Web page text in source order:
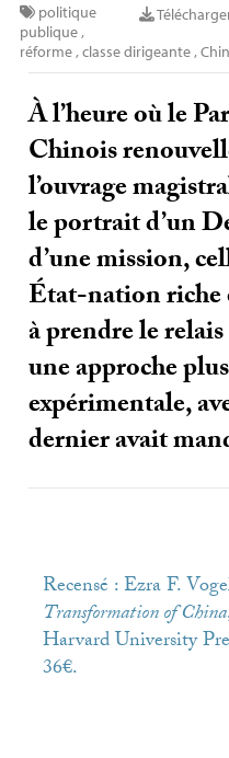
politique
publique,
réforme,classe dirigeante,
À l’heure où le
Chinois
l’ouvrage
le portrait d’un
d’une mission,
État-nation riche
à prendre le
une approche
expérimentale,
dernier avait
Recensé : Ezra F.
Transformation of China
Harvard University
36€.